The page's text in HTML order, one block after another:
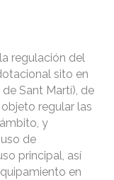
regulación del
sito en
Sant Martí), de
regular las
y
de
principal, así
en